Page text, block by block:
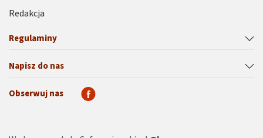
Regulaminy
Napisz do nas
Redakcja
Obserwuj nas